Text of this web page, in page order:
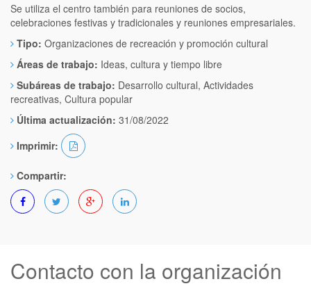
Se utiliza el centro también para reuniones de socios,
celebraciones festivas y tradicionales y reuniones empresariales.
Tipo: Organizaciones de recreación y promoción cultural
Áreas de trabajo: Ideas, cultura y tiempo libre
Subáreas de trabajo: Desarrollo cultural, Actividades
recreativas, Cultura popular
Última actualización: 31/08/2022
Imprimir:
Compartir:
Contacto con la organización